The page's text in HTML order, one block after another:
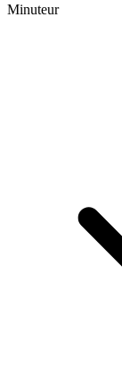
Minuteur